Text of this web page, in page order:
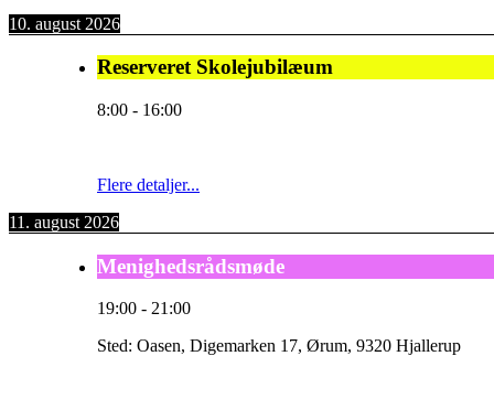
10. august 2026
Reserveret Skolejubilæum
8:00 - 16:00
Flere detaljer...
11. august 2026
Menighedsrådsmøde
19:00 - 21:00
Sted: Oasen, Digemarken 17, Ørum, 9320 Hjallerup